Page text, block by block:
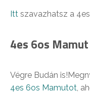
Itt szavazhatsz a
4es 6os Mamut
Végre Budán
4es 6os Mamutot,